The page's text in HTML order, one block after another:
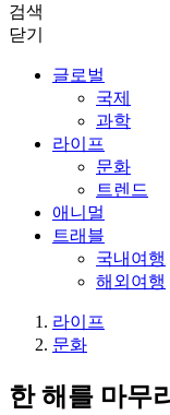
검색
닫기
글로벌
국제
과학
라이프
문화
트렌드
애니멀
트래블
국내여행
해외여행
라이프
문화
한 해를 마무